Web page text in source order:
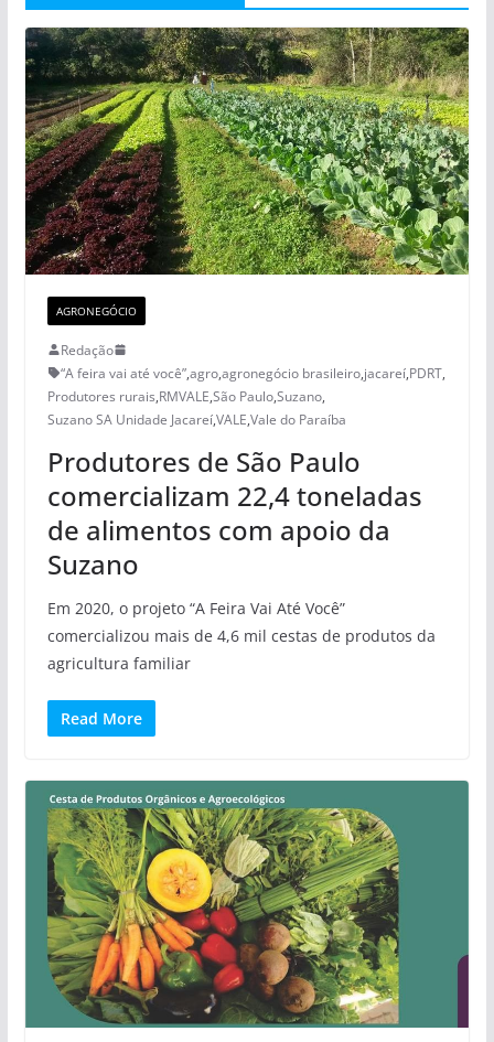
AGRONEGÓCIO
Redação
“A feira vai até você”,agro,agronegócio brasileiro,jacareí,PDRT,
Produtores rurais,RMVALE,São Paulo,Suzano,
Suzano SA Unidade Jacareí,VALE,Vale do Paraíba
Produtores de São Paulo
comercializam 22,4 toneladas
de alimentos com apoio da
Suzano
Em 2020, o projeto “A Feira Vai Até Você”
comercializou mais de 4,6 mil cestas de produtos da
agricultura familiar
Read More